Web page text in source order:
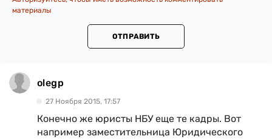
материалы
ОТПРАВИТЬ
olegp
27 Ноября 2015, 17:57
Конечно же юристы НБУ еще те кадры. Вот
например заместительница Юридического